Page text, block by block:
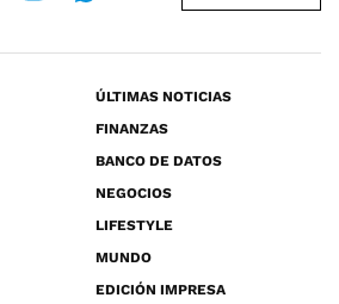
ÚLTIMAS NOTICIAS
FINANZAS
BANCO DE DATOS
NEGOCIOS
LIFESTYLE
MUNDO
EDICIÓN IMPRESA